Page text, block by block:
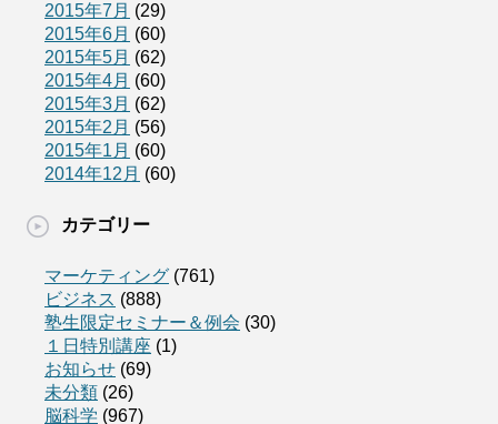
2015年7月 (29)
2015年6月 (60)
2015年5月 (62)
2015年4月 (60)
2015年3月 (62)
2015年2月 (56)
2015年1月 (60)
2014年12月 (60)
カテゴリー
マーケティング (761)
ビジネス (888)
塾生限定セミナー＆例会 (30)
１日特別講座 (1)
お知らせ (69)
未分類 (26)
脳科学 (967)